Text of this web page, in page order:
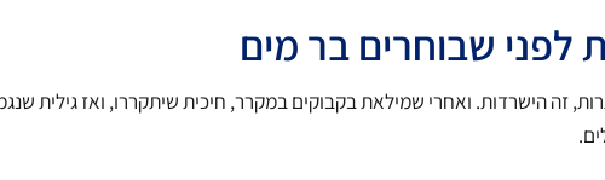
שבוחרים בר מים
ואחרי שמילאת בקבוקים במקרר, חיכית שיתקררו, ואז גילית